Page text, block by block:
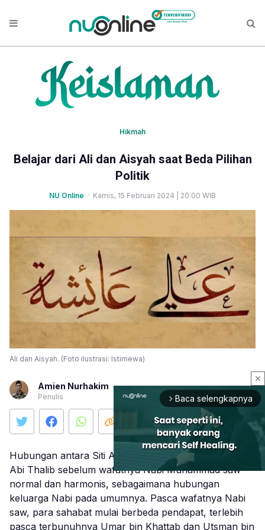
Hikmah
Belajar dari Ali dan Aisyah saat Beda Pilihan
Politik
NU Online · Kamis, 15 Februari 2024 | 20:00 WIB
Ali dan Aisyah. (Foto ilustrasi: Istimewa)
Amien Nurhakim
Penulis
Hubungan antara Siti Aisyah dan Sahabat Ali bi
Abi Thalib sebelum wafatnya Nabi Muhammad saw
normal dan harmonis, sebagaimana hubungan
keluarga Nabi pada umumnya. Pasca wafatnya Nabi
saw, para sahabat mulai berbeda pendapat, terlebih
pasca terbunuhnya Umar bin Khattab dan Utsman bin
close
arrow_forward_ios Baca selengkapnya
Mute